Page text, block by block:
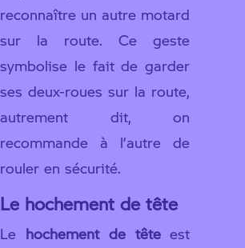
reconnaître un autre motard
sur la route. Ce geste
symbolise le fait de garder
ses deux-roues sur la route,
autrement dit, on
recommande à l’autre de
rouler en sécurité.
Le hochement de tête
Le hochement de têteest